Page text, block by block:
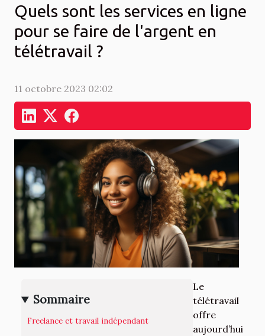
Quels sont les services en ligne
pour se faire de l'argent en
télétravail ?
11 octobre 2023 02:02
Sommaire
Freelance et travail indépendant
Le
télétravail
offre
aujourd’hui